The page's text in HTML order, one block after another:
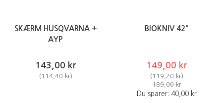
SKÆRM HUSQVARNA +
AYP
143,00 kr
( 114,40 kr)
BIOKNIV 42"
149,00 kr
( 119,20 kr)
189,00 kr
Du sparer: 40,00 kr